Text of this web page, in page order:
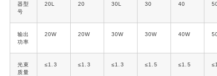
器型
号
20L
20
30L
30
40
输出
功率
20W 20W 30W 30W 40W
光束
质量
≤1.3 ≤1.3 ≤1.3 ≤1.5 ≤1.5